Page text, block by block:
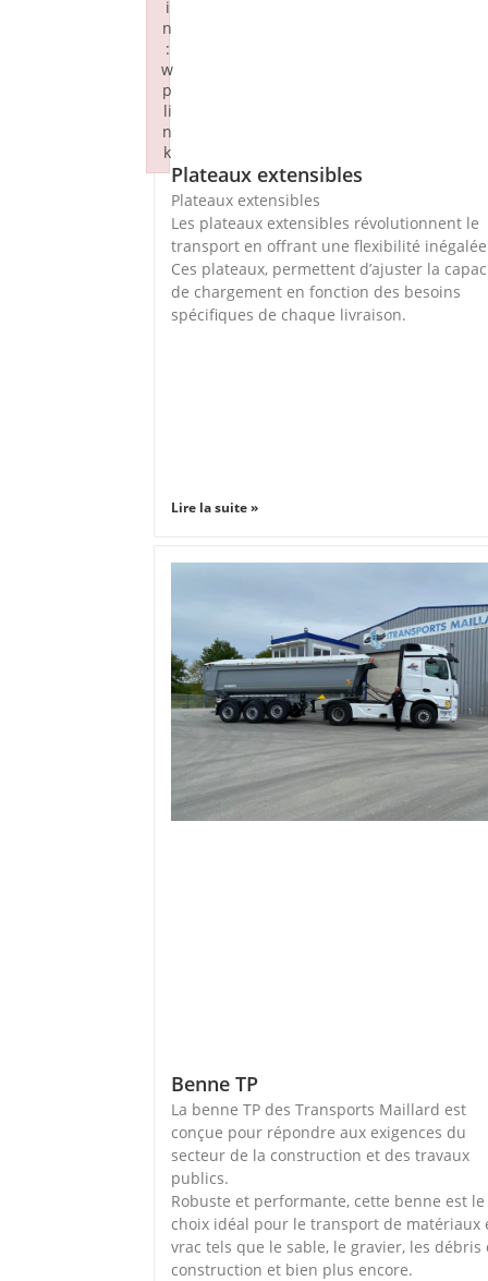
Plateaux extensibles
Plateaux extensibles
Les plateaux extensibles révolutionnent le
transport en offrant une flexibilité
Ces plateaux, permettent d’ajuster la
de chargement en fonction des besoins
spécifiques de chaque livraison.
Lire la suite »
Benne TP
La benne TP des Transports Maillard est
conçue pour répondre aux exigences du
secteur de la construction et des travaux
publics.
Robuste et performante, cette benne est le
choix idéal pour le transport de matériaux
vrac tels que le sable, le gravier, les débris
construction et bien plus encore.
i
n
:
w
p
li
n
k
Failed to initialize plugin: wplink